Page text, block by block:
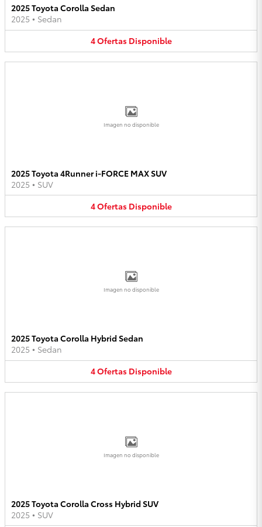
2025 Toyota Corolla Sedan
2025 • Sedan
4Ofertas Disponible
Imagen no disponible
2025 Toyota 4Runner i-FORCE MAX SUV
2025 • SUV
4Ofertas Disponible
Imagen no disponible
2025 Toyota Corolla Hybrid Sedan
2025 • Sedan
4Ofertas Disponible
Imagen no disponible
2025 Toyota Corolla Cross Hybrid SUV
2025 • SUV